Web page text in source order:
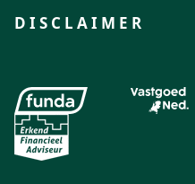
DISCLAIMER